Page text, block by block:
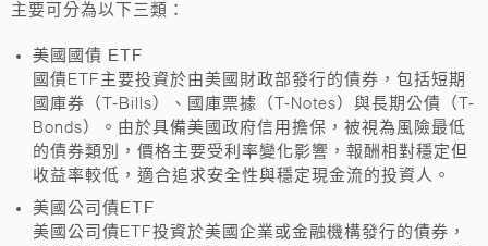
主要可分為以下三類：
美國國債 ETF
國債ETF主要投資於由美國財政部發行的債券，包括短期
國庫券（T-Bills）、國庫票據（T-Notes）與長期公債（T-
Bonds）。由於具備美國政府信用擔保，被視為風險最低
的債券類別，價格主要受利率變化影響，報酬相對穩定但
收益率較低，適合追求安全性與穩定現金流的投資人。
美國公司債ETF
美國公司債ETF投資於美國企業或金融機構發行的債券，